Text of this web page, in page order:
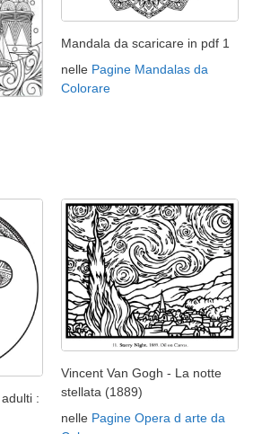
Mandala da scaricare in pdf 1
nelle Pagine Mandalas da
Colorare
:
Vincent Van Gogh - La notte
stellata (1889)
nelle Pagine Opera d arte da